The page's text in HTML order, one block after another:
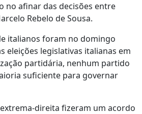
no afinar das decisões entre
Rebelo de Sousa.
italianos foram no domingo
eleições legislativas italianas em
partidária, nenhum partido
suficiente para governar
direita fizeram um acordo